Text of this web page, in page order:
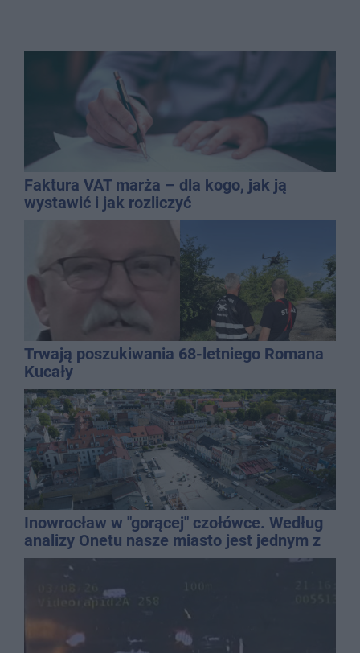
Faktura VAT marża – dla kogo, jak ją
wystawić i jak rozliczyć
Trwają poszukiwania 68-letniego Romana
Kucały
Inowrocław w "gorącej" czołówce. Według
analizy Onetu nasze miasto jest jednym z
najbardziej narażonych na upały